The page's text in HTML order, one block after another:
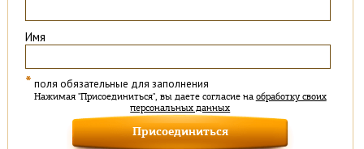
Имя
* поля обязательные для заполнения
Нажимая "Присоединиться", вы даете согласие на обработку своих
персональных данных